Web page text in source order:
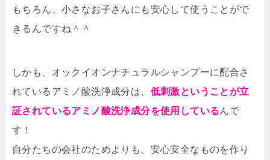
もちろん、小さなお子さんにも安心して使うことがで
きるんですね＾＾
しかも、オックイオンナチュラルシャンプーに配合さ
れているアミノ酸洗浄成分は、 低刺激ということが立
証されているアミノ酸洗浄成分を使用しているんで
す！
自分たちの会社のためよりも、安心安全なものを作り